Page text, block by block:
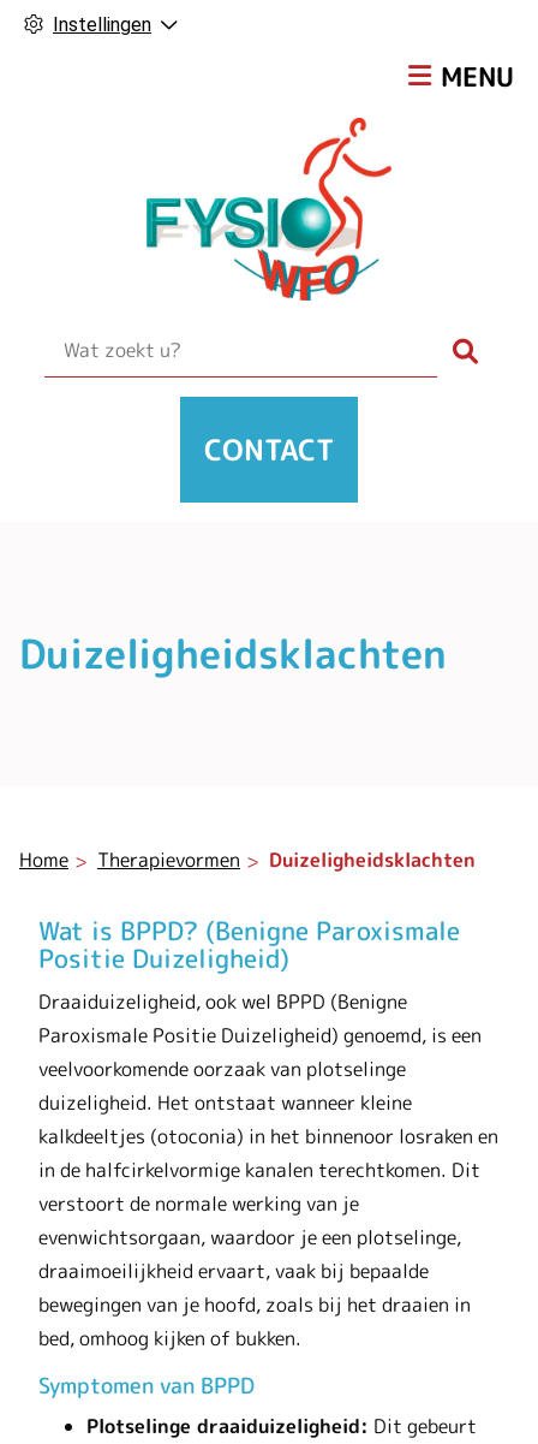
Instellingen
MENU
CONTACT
Home Therapievormen Duizeligheidsklachten
Duizeligheidsklachten
Wat is BPPD? (Benigne Paroxismale
Positie Duizeligheid)
Draaiduizeligheid, ook wel BPPD (Benigne
Paroxismale Positie Duizeligheid) genoemd, is een
veelvoorkomende oorzaak van plotselinge
duizeligheid. Het ontstaat wanneer kleine
kalkdeeltjes (otoconia) in het binnenoor losraken en
in de halfcirkelvormige kanalen terechtkomen. Dit
verstoort de normale werking van je
evenwichtsorgaan, waardoor je een plotselinge,
draaimoeilijkheid ervaart, vaak bij bepaalde
bewegingen van je hoofd, zoals bij het draaien in
bed, omhoog kijken of bukken.
Symptomen van BPPD
Plotselinge draaiduizeligheid: Dit gebeurt